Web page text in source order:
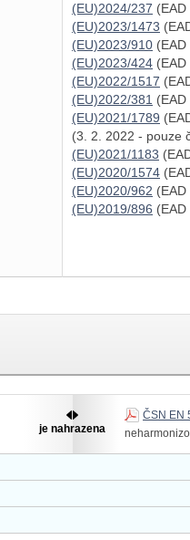
(EU)2024/237
(EU)2023/1473
(EU)2023/910
(EU)2023/424
(EU)2022/1517
(EU)2022/381
(EU)2021/1789
(3. 2. 2022 - pouze
(EU)2021/1183
(EU)2020/1574
(EU)2020/962
(EU)2019/896
je nahrazena
ČSN EN